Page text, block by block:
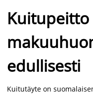
Kuitupeitto
edullisesti
Kuitutäyte on